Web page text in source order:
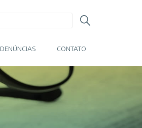
DENÚNCIAS CONTATO